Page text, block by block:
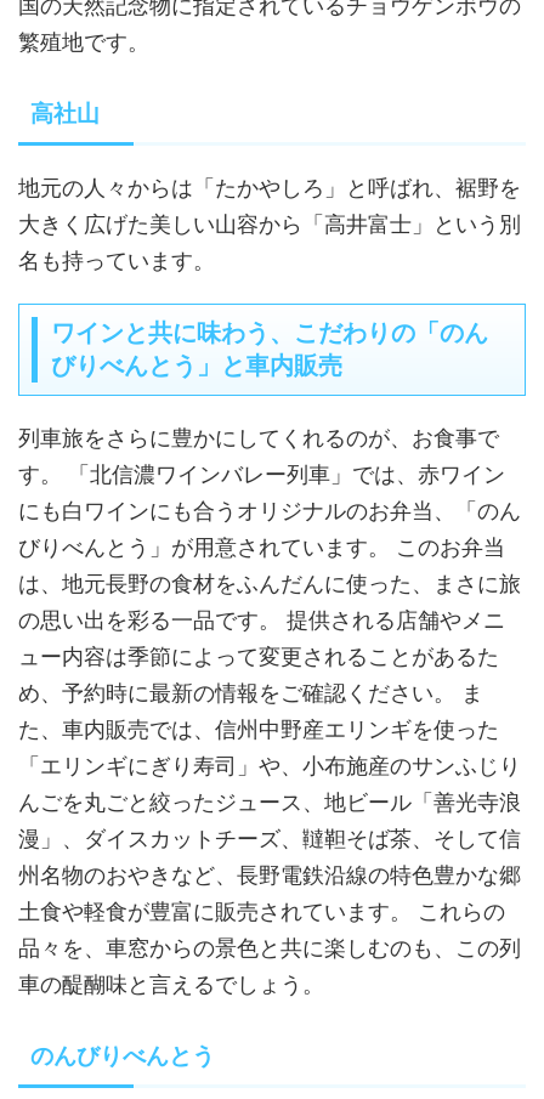
国の天然記念物に指定されているチョウゲンボウの
繁殖地です。
高社山
地元の人々からは「たかやしろ」と呼ばれ、裾野を
大きく広げた美しい山容から「高井富士」という別
名も持っています。
ワインと共に味わう、こだわりの「のん
びりべんとう」と車内販売
列車旅をさらに豊かにしてくれるのが、お食事で
す。 「北信濃ワインバレー列車」では、赤ワイン
にも白ワインにも合うオリジナルのお弁当、「のん
びりべんとう」が用意されています。 このお弁当
は、地元長野の食材をふんだんに使った、まさに旅
の思い出を彩る一品です。 提供される店舗やメニ
ュー内容は季節によって変更されることがあるた
め、予約時に最新の情報をご確認ください。 ま
た、車内販売では、信州中野産エリンギを使った
「エリンギにぎり寿司」や、小布施産のサンふじり
んごを丸ごと絞ったジュース、地ビール「善光寺浪
漫」、ダイスカットチーズ、韃靼そば茶、そして信
州名物のおやきなど、長野電鉄沿線の特色豊かな郷
土食や軽食が豊富に販売されています。 これらの
品々を、車窓からの景色と共に楽しむのも、この列
車の醍醐味と言えるでしょう。
のんびりべんとう